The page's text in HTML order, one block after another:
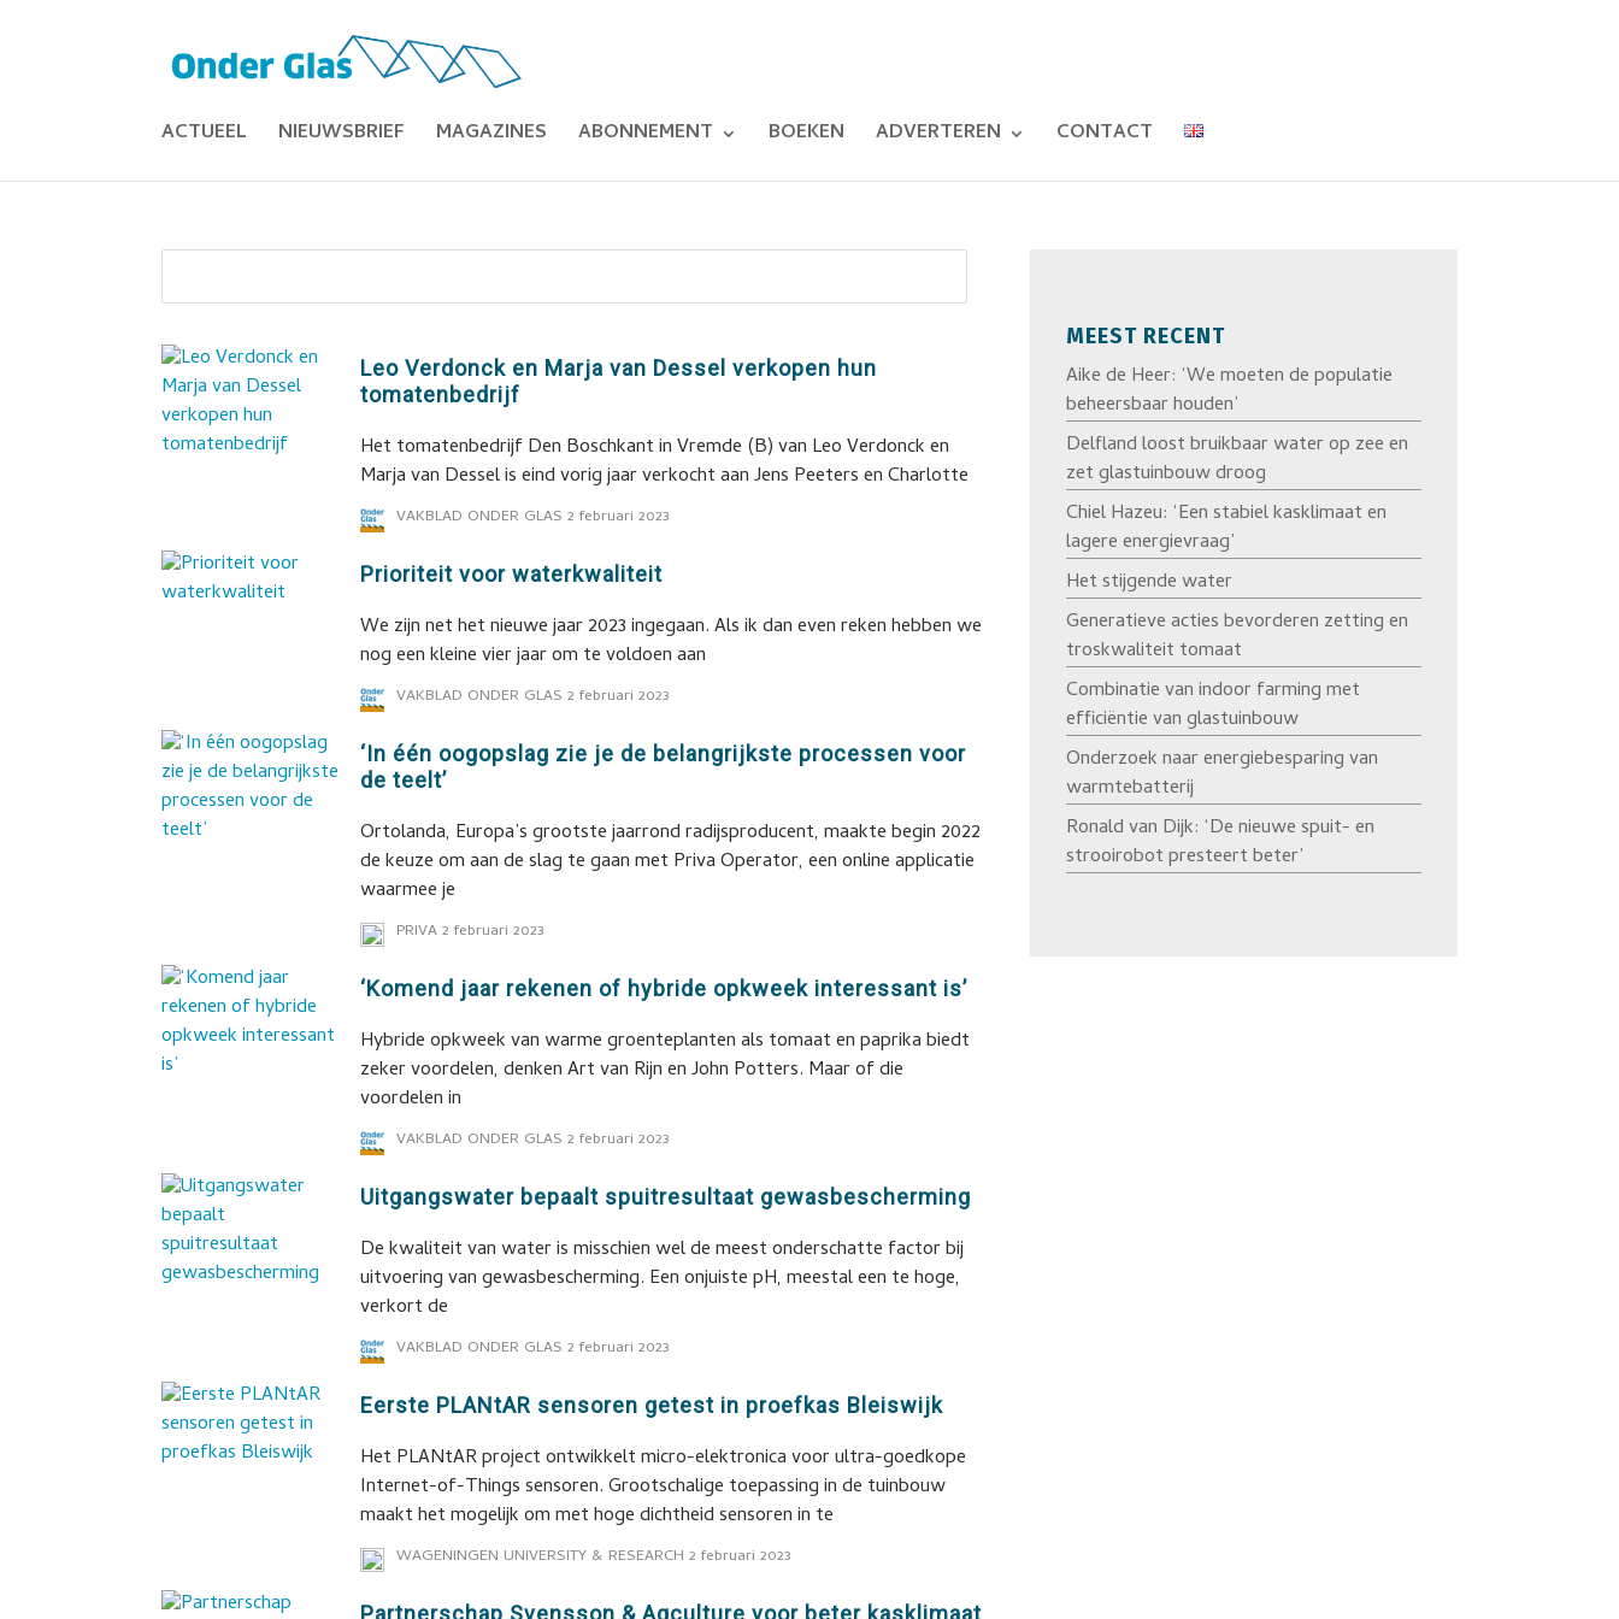
ACTUEEL NIEUWSBRIEF MAGAZINES ABONNEMENT BOEKEN ADVERTEREN CONTACT
Leo Verdonck en Marja van Dessel verkopen hun
tomatenbedrijf
Het tomatenbedrijf Den Boschkant in Vremde (B) van Leo Verdonck en
Marja van Dessel is eind vorig jaar verkocht aan Jens Peeters en Charlotte
VAKBLAD ONDER GLAS 2 februari 2023
Prioriteit voor waterkwaliteit
We zijn net het nieuwe jaar 2023 ingegaan. Als ik dan even reken hebben we
nog een kleine vier jaar om te voldoen aan
VAKBLAD ONDER GLAS 2 februari 2023
‘In één oogopslag zie je de belangrijkste processen voor
de teelt’
Ortolanda, Europa’s grootste jaarrond radijsproducent, maakte begin 2022
de keuze om aan de slag te gaan met Priva Operator, een online applicatie
waarmee je
PRIVA 2 februari 2023
‘Komend jaar rekenen of hybride opkweek interessant is’
Hybride opkweek van warme groenteplanten als tomaat en paprika biedt
zeker voordelen, denken Art van Rijn en John Potters. Maar of die
voordelen in
VAKBLAD ONDER GLAS 2 februari 2023
Uitgangswater bepaalt spuitresultaat gewasbescherming
De kwaliteit van water is misschien wel de meest onderschatte factor bij
uitvoering van gewasbescherming. Een onjuiste pH, meestal een te hoge,
verkort de
VAKBLAD ONDER GLAS 2 februari 2023
Eerste PLANtAR sensoren getest in proefkas Bleiswijk
Het PLANtAR project ontwikkelt micro-elektronica voor ultra-goedkope
Internet-of-Things sensoren. Grootschalige toepassing in de tuinbouw
maakt het mogelijk om met hoge dichtheid sensoren in te
WAGENINGEN UNIVERSITY & RESEARCH 2 februari 2023
Partnerschap Svensson & Agculture voor beter kasklimaat
MEEST RECENT
Aike de Heer: ‘We moeten de populatie
beheersbaar houden’
Delfland loost bruikbaar water op zee en
zet glastuinbouw droog
Chiel Hazeu: ‘Een stabiel kasklimaat en
lagere energievraag’
Het stijgende water
Generatieve acties bevorderen zetting en
troskwaliteit tomaat
Combinatie van indoor farming met
efficiëntie van glastuinbouw
Onderzoek naar energiebesparing van
warmtebatterij
Ronald van Dijk: ‘De nieuwe spuit- en
strooirobot presteert beter’